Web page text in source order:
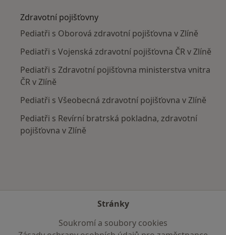
Zdravotní pojišťovny
Pediatři s Oborová zdravotní pojišťovna v Zlíně
Pediatři s Vojenská zdravotní pojišťovna ČR v Zlíně
Pediatři s Zdravotní pojišťovna ministerstva vnitra
ČR v Zlíně
Pediatři s Všeobecná zdravotní pojišťovna v Zlíně
Pediatři s Revírní bratrská pokladna, zdravotní
pojišťovna v Zlíně
Stránky
Soukromí a soubory cookies